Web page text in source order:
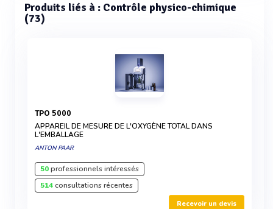
Produits liés à : Contrôle physico-chimique
(73)
TPO 5000
APPAREIL DE MESURE DE L'OXYGÈNE TOTAL DANS
L'EMBALLAGE
ANTON PAAR
50professionnels intéressés
514consultations récentes
Recevoir un devis